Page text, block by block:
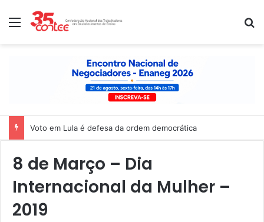
Menu
Voto em Lula é defesa da ordem democrática
8 de Março – Dia
Internacional da Mulher –
2019